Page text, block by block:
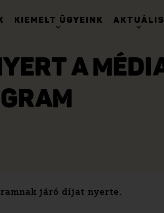
KIEMELT ÜGYEINK AKTUÁLIS
A
járó díjat nyerte.